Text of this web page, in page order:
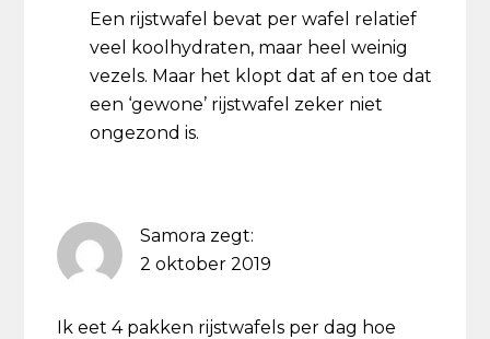
Een rijstwafel bevat per wafel relatief
veel koolhydraten, maar heel weinig
vezels. Maar het klopt dat af en toe dat
een ‘gewone’ rijstwafel zeker niet
ongezond is.
Samora zegt:
2 oktober 2019
Ik eet 4 pakken rijstwafels per dag hoe